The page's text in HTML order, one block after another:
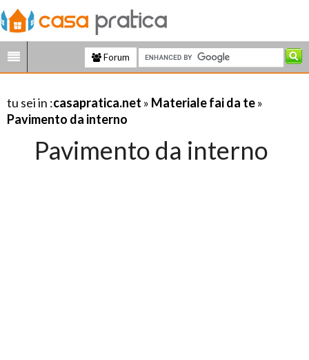
Forum
tu sei in :casapratica.net » Materiale fai da te»
Pavimento da interno
Pavimento da interno